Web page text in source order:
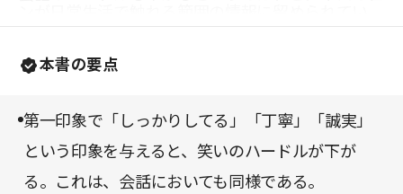
界だけでなく、日常的なあらゆるコミュニケーショ
ンにおいて成り立つ。そのためにも、こうしたマイ
クしておけば、自然と好感を持たれる話し方に近づ
けるはずだ。
とでも盛り上げられる「笑い」に興味があるという
本書の要点
第一印象で「しっかりしてる」「丁寧」「誠実」
という印象を与えると、笑いのハードルが下が
る。これは、会話においても同様である。